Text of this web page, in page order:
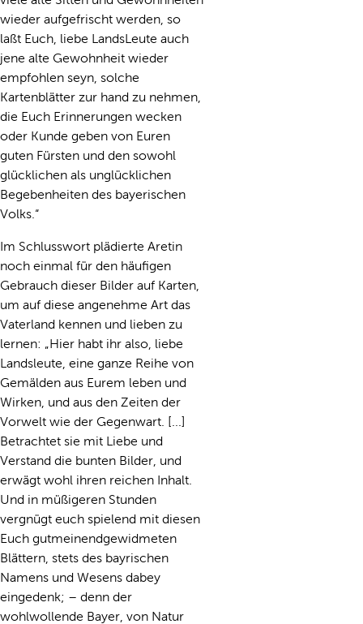
wieder aufgefrischt werden, so
laßt Euch, liebe LandsLeute auch
jene alte Gewohnheit wieder
empfohlen seyn, solche
Kartenblätter zur hand zu nehmen,
die Euch Erinnerungen wecken
oder Kunde geben von Euren
guten Fürsten und den sowohl
glücklichen als unglücklichen
Begebenheiten des bayerischen
Volks.“
Im Schlusswort plädierte Aretin
noch einmal für den häufigen
Gebrauch dieser Bilder auf Karten,
um auf diese angenehme Art das
Vaterland kennen und lieben zu
lernen: „Hier habt ihr also, liebe
Landsleute, eine ganze Reihe von
Gemälden aus Eurem leben und
Wirken, und aus den Zeiten der
Vorwelt wie der Gegenwart. [...]
Betrachtet sie mit Liebe und
Verstand die bunten Bilder, und
erwägt wohl ihren reichen Inhalt.
Und in müßigeren Stunden
vergnügt euch spielend mit diesen
Euch gutmeinendgewidmeten
Blättern, stets des bayrischen
Namens und Wesens dabey
eingedenk; – denn der
wohlwollende Bayer, von Natur